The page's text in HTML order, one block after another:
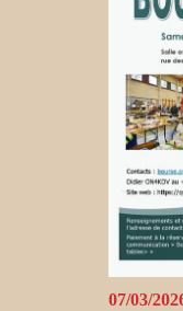
07/03/